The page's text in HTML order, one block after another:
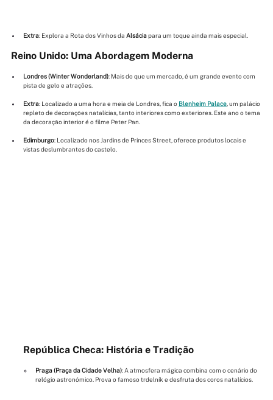
Extra: Explora a Rota dos Vinhos da Alsácia para um toque ainda mais especial.
Reino Unido: Uma Abordagem Moderna
Londres (Winter Wonderland): Mais do que um mercado, é um grande evento com
pista de gelo e atrações.
Extra: Localizado a uma hora e meia de Londres, fica o Blenheim Palace , um palácio
repleto de decorações natalícias, tanto interiores como exteriores. Este ano o tema
da decoração interior é o filme Peter Pan.
Edimburgo: Localizado nos Jardins de Princes Street, oferece produtos locais e
vistas deslumbrantes do castelo.
República Checa: História e Tradição
Praga (Praça da Cidade Velha): A atmosfera mágica combina com o cenário do
relógio astronómico. Prova o famoso trdelník e desfruta dos coros natalícios.